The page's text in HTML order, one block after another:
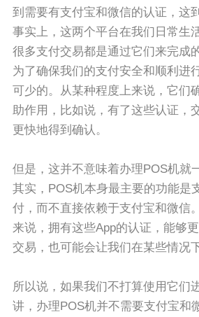
到需要有支付宝和微信的认证，这
事实上，这两个平台在我们日常生
很多支付交易都是通过它们来完成
为了确保我们的支付安全和顺利进
可少的。从某种程度上来说，它们
助作用，比如说，有了这些认证，
更快地得到确认。
但是，这并不意味着办理POS机就
其实，POS机本身最主要的功能是
付，而不直接依赖于支付宝和微信
来说，拥有这些App的认证，能够
交易，也可能会让我们在某些情况
所以说，如果我们不打算使用它们
讲，办理POS机并不需要支付宝和